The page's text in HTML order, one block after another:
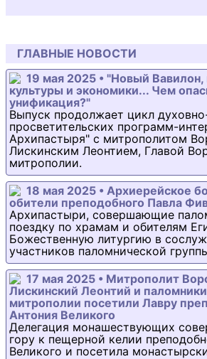
ГЛАВНЫЕ НОВОСТИ
19 мая 2025 • "Новый Вавилон,
культуры и экономики... Чем
унификация?"
Выпуск продолжает цикл
просветительских программ-
Архипастыря" с митрополитом
Лискинским Леонтием, Главой
митрополии.
18 мая 2025 • Архиерейское
обители преподобного Павла
Архипастыри, совершающие
поездку по храмам и обителям
Божественную литургию в
участников паломнической
17 мая 2025 • Митрополит
Лискинский Леонтий и
митрополии посетили Лавру
Антония Великого
Делегация монашествующих
гору к пещерной келии
Великого и посетила